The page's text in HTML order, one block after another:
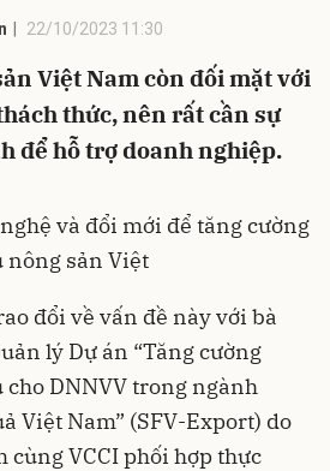
22/10/2023 11:30
Việt Nam còn đối mặt với
thức, nên rất cần sự
để hỗ trợ doanh nghiệp.
và đổi mới để tăng cường
nông sản Việt
đổi về vấn đề này với bà
lý Dự án “Tăng cường
DNNVV trong ngành
Việt Nam” (SFV-Export) do
cùng VCCI phối hợp thực
Hủy